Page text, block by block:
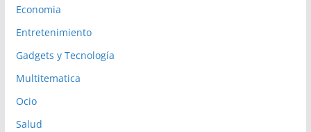
Economia
Entretenimiento
Gadgets y Tecnología
Multitematica
Ocio
Salud